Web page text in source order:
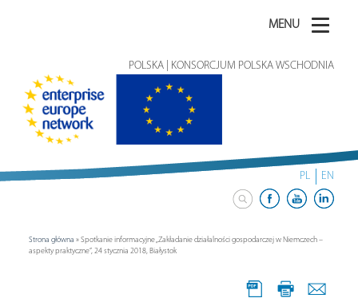
MENU
POLSKA | KONSORCJUM POLSKA WSCHODNIA
PL EN
Strona główna »Spotkanie informacyjne „Zakładanie działalności gospodarczej w Niemczech –
aspekty praktyczne”, 24 stycznia 2018, Białystok